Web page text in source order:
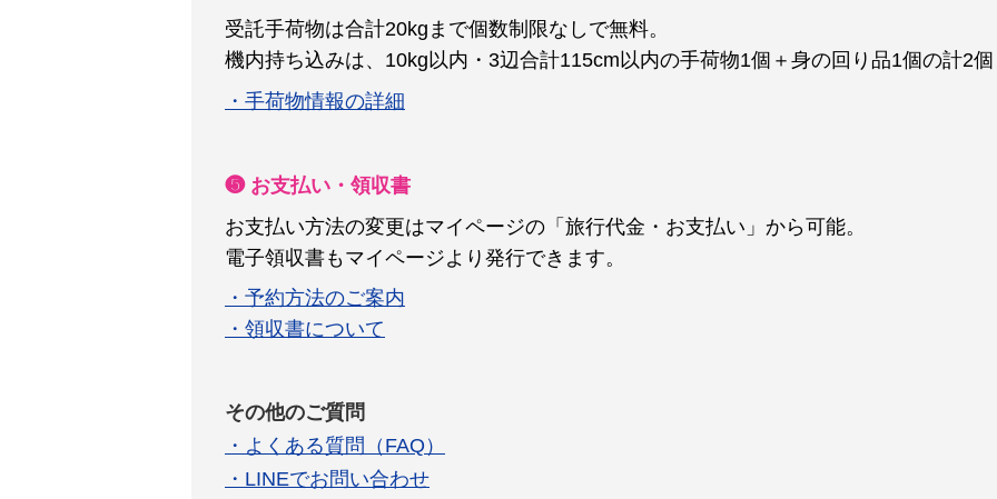
受託手荷物は合計20kgまで個数制限なしで無料。
機内持ち込みは、10kg以内・3辺合計115cm以内の手荷物1個＋身の回り品1個の計2個
・手荷物情報の詳細
❺ お支払い・領収書
お支払い方法の変更はマイページの「旅行代金・お支払い」から可能。
電子領収書もマイページより発行できます。
・予約方法のご案内
・領収書について
その他のご質問
・よくある質問（FAQ）
・LINEでお問い合わせ